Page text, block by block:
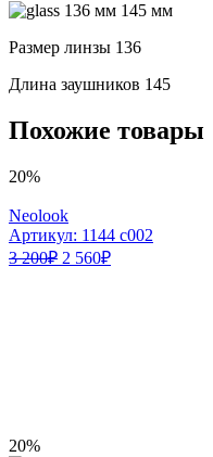
136 мм 145 мм
Размер линзы 136
Длина заушников 145
Похожие товары
20%
Neolook
Артикул: 1144 c002
3 200₽ 2 560₽
20%